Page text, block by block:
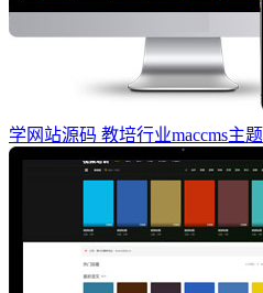
学网站源码 教培行业maccms主题